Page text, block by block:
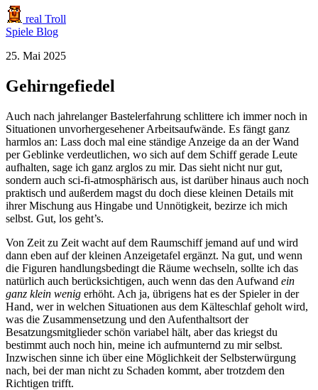
real Troll
Spiele Blog
25. Mai 2025
Gehirngefiedel
Auch nach jahrelanger Bastelerfahrung schlittere ich immer noch in
Situationen unvorhergesehener Arbeitsaufwände. Es fängt ganz
harmlos an: Lass doch mal eine ständige Anzeige da an der Wand
per Geblinke verdeutlichen, wo sich auf dem Schiff gerade Leute
aufhalten, sage ich ganz arglos zu mir. Das sieht nicht nur gut,
sondern auch sci-fi-atmosphärisch aus, ist darüber hinaus auch noch
praktisch und außerdem magst du doch diese kleinen Details mit
ihrer Mischung aus Hingabe und Unnötigkeit, bezirze ich mich
selbst. Gut, los geht’s.
Von Zeit zu Zeit wacht auf dem Raumschiff jemand auf und wird
dann eben auf der kleinen Anzeigetafel ergänzt. Na gut, und wenn
die Figuren handlungsbedingt die Räume wechseln, sollte ich das
natürlich auch berücksichtigen, auch wenn das den Aufwand ein
ganz klein wenig erhöht. Ach ja, übrigens hat es der Spieler in der
Hand, wer in welchen Situationen aus dem Kälteschlaf geholt wird,
was die Zusammensetzung und den Aufenthaltsort der
Besatzungsmitglieder schön variabel hält, aber das kriegst du
bestimmt auch noch hin, meine ich aufmunternd zu mir selbst.
Inzwischen sinne ich über eine Möglichkeit der Selbsterwürgung
nach, bei der man nicht zu Schaden kommt, aber trotzdem den
Richtigen trifft.